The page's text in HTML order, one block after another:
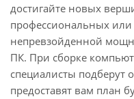
достигайте новых
профессиональных или
непревзойденной
ПК. При сборке
специалисты
предоставят вам план